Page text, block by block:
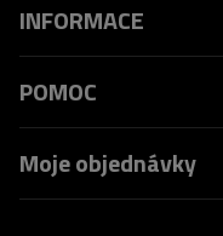
INFORMACE
POMOC
Moje objednávky